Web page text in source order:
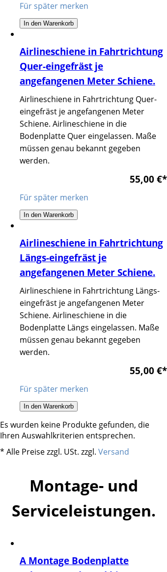
Für später merken
In den Warenkorb
Airlineschiene in Fahrtrichtung
Quer-eingefräst je
angefangenen Meter Schiene.
Airlineschiene in Fahrtrichtung Quer-
eingefräst je angefangenen Meter
Schiene. Airlineschiene in die
Bodenplatte Quer eingelassen. Maße
müssen genau bekannt gegeben
werden.
55,00 €*
Für später merken
In den Warenkorb
Airlineschiene in Fahrtrichtung
Längs-eingefräst je
angefangenen Meter Schiene.
Airlineschiene in Fahrtrichtung Längs-
eingefräst je angefangenen Meter
Schiene. Airlineschiene in die
Bodenplatte Längs eingelassen. Maße
müssen genau bekannt gegeben
werden.
55,00 €*
Für später merken
In den Warenkorb
Es wurden keine Produkte gefunden, die
Ihren Auswahlkriterien entsprechen.
* Alle Preise zzgl. USt. zzgl. Versand
Montage- und
Serviceleistungen.
A Montage Bodenplatte